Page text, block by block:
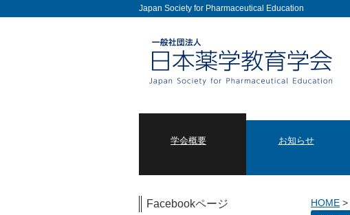
Japan Society for Pharmaceutical Education
学会概要 お知らせ
HOME >
Facebookページ